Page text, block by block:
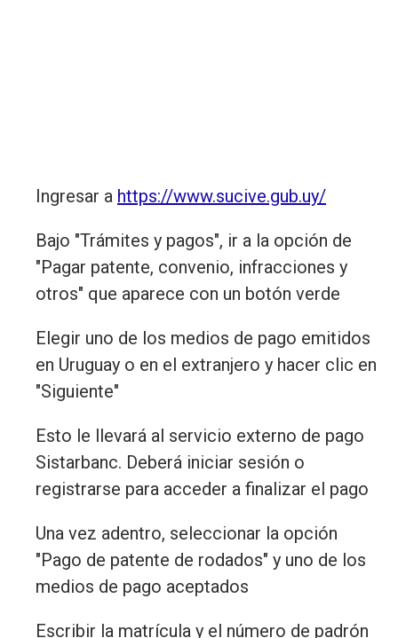
Ingresar a https://www.sucive.gub.uy/
Bajo "Trámites y pagos", ir a la opción de
"Pagar patente, convenio, infracciones y
otros" que aparece con un botón verde
Elegir uno de los medios de pago emitidos
en Uruguay o en el extranjero y hacer clic en
"Siguiente"
Esto le llevará al servicio externo de pago
Sistarbanc. Deberá iniciar sesión o
registrarse para acceder a finalizar el pago
Una vez adentro, seleccionar la opción
"Pago de patente de rodados" y uno de los
medios de pago aceptados
Escribir la matrícula y el número de padrón